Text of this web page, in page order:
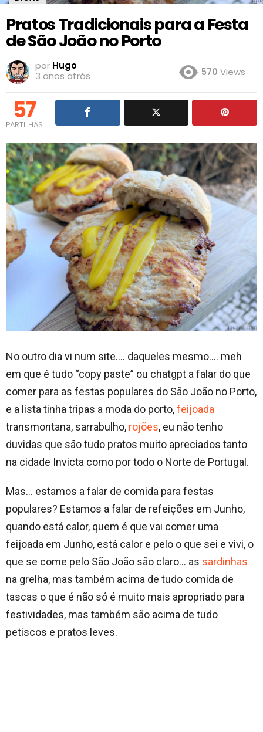
Pratos Tradicionais para a Festa
de São João no Porto
por Hugo
3 anos atrás
570 Views
57
PARTILHAS
No outro dia vi num site…. daqueles mesmo…. meh
em que é tudo “copy paste” ou chatgpt a falar do que
comer para as festas populares do São João no Porto,
e a lista tinha tripas a moda do porto,feijoada
transmontana, sarrabulho, rojões, eu não tenho
duvidas que são tudo pratos muito apreciados tanto
na cidade Invicta como por todo o Norte de Portugal.
Mas… estamos a falar de comida para festas
populares? Estamos a falar de refeições em Junho,
quando está calor, quem é que vai comer uma
feijoada em Junho, está calor e pelo o que sei e vivi, o
que se come pelo São João são claro… as sardinhas
na grelha, mas também acima de tudo comida de
tascas o que é não só é muito mais apropriado para
festividades, mas também são acima de tudo
petiscos e pratos leves.